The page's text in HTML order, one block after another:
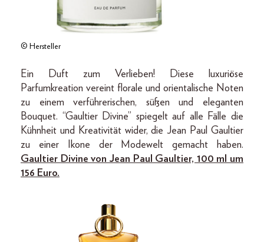
© Hersteller
Ein Duft zum Verlieben! Diese luxuriöse
Parfumkreation vereint florale und orientalische Noten
zu einem verführerischen, süßen und eleganten
Bouquet. “Gaultier Divine” spiegelt auf alle Fälle die
Kühnheit und Kreativität wider, die Jean Paul Gaultier
zu einer Ikone der Modewelt gemacht haben.
Gaultier Divine von Jean Paul Gaultier, 100 ml um
156 Euro.